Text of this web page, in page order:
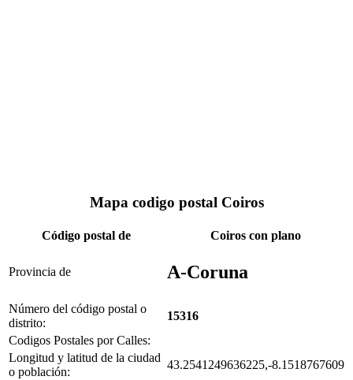
Mapa codigo postal Coiros
Código postal de Coiros con plano
Provincia de A-Coruna
Número del código postal o
distrito:
15316
Codigos Postales por Calles:
Longitud y latitud de la ciudad
o población:
43.2541249636225,-8.1518767609